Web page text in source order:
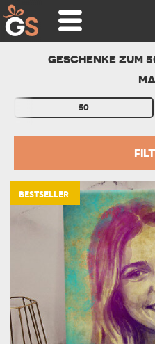
GESCHENKE ZUM
50
BESTSELLER